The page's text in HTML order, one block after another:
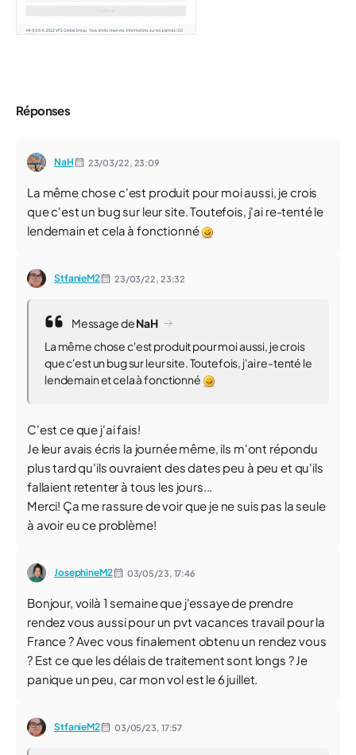
Réponses
NaH 23/03/22, 23:09
La même chose c'est produit pour moi aussi, je crois
que c'est un bug sur leur site. Toutefois, j'ai re-tenté le
lendemain et cela à fonctionné
StfanieM2 23/03/22, 23:32
Message deNaH
La même chose c'est produit pour moi aussi, je crois
que c'est un bug sur leur site. Toutefois, j'ai re-tenté le
lendemain et cela à fonctionné
C'est ce que j'ai fais!
Je leur avais écris la journée même, ils m'ont répondu
plus tard qu'ils ouvraient des dates peu à peu et qu'ils
fallaient retenter à tous les jours...
Merci! Ça me rassure de voir que je ne suis pas la seule
à avoir eu ce problème!
JosephineM2 03/05/23, 17:46
Bonjour, voilà 1 semaine que j'essaye de prendre
rendez vous aussi pour un pvt vacances travail pour la
France ? Avec vous finalement obtenu un rendez vous
? Est ce que les délais de traitement sont longs ? Je
panique un peu, car mon vol est le 6 juillet.
StfanieM2 03/05/23, 17:57